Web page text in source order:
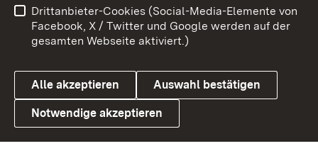
Link zum Landesportal
Barrierefreiheit
Datenschutz
Cookies
Drittanbieter-Cookies (Social-Media-Elemente von
Facebook, X / Twitter und Google werden auf der
gesamten Webseite aktiviert.)
Alle akzeptieren Auswahl bestätigen
Notwendige akzeptieren